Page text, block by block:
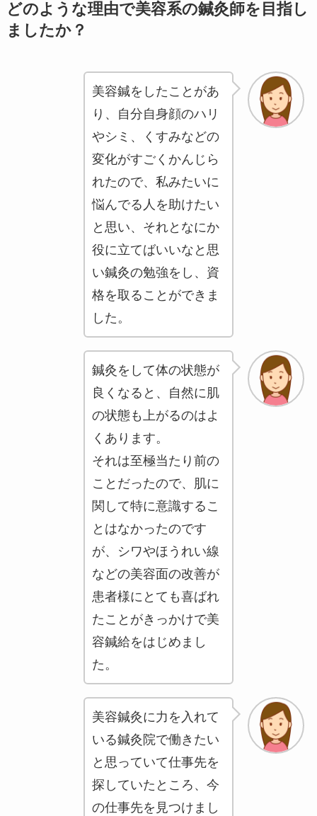
どのような理由で美容系の鍼灸師を目指し
ましたか？
美容鍼をしたことがあ
り、自分自身顔のハリ
やシミ、くすみなどの
変化がすごくかんじら
れたので、私みたいに
悩んでる人を助けたい
と思い、それとなにか
役に立てばいいなと思
い鍼灸の勉強をし、資
格を取ることができま
した。
鍼灸をして体の状態が
良くなると、自然に肌
の状態も上がるのはよ
くあります。
それは至極当たり前の
ことだったので、肌に
関して特に意識するこ
とはなかったのです
が、シワやほうれい線
などの美容面の改善が
患者様にとても喜ばれ
たことがきっかけで美
容鍼給をはじめまし
た。
美容鍼灸に力を入れて
いる鍼灸院で働きたい
と思っていて仕事先を
探していたところ、今
の仕事先を見つけまし